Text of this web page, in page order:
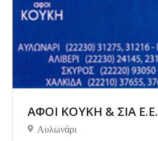
ΑΦΟΙ ΚΟΥΚΗ & ΣΙΑ Ε.Ε.
Αυλωνάρι